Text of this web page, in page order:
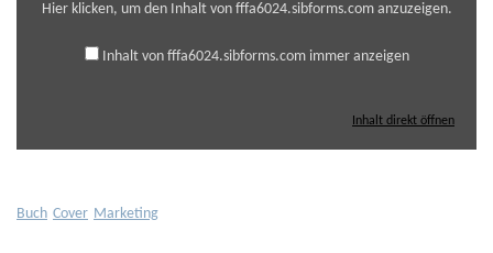
Hier klicken, um den Inhalt von fffa6024.sibforms.com anzuzeigen.
Inhalt von fffa6024.sibforms.com immer anzeigen
Inhalt direkt öffnen
Buch Cover Marketing